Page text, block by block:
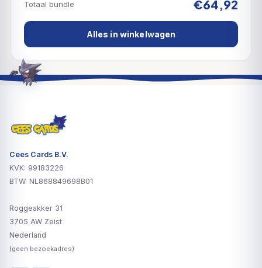
Totaal bundle €64,92
Alles in winkelwagen
Cees Cards B.V.
KVK: 99183226
BTW: NL868849698B01
Roggeakker 31
3705 AW Zeist
Nederland
(geen bezoekadres)